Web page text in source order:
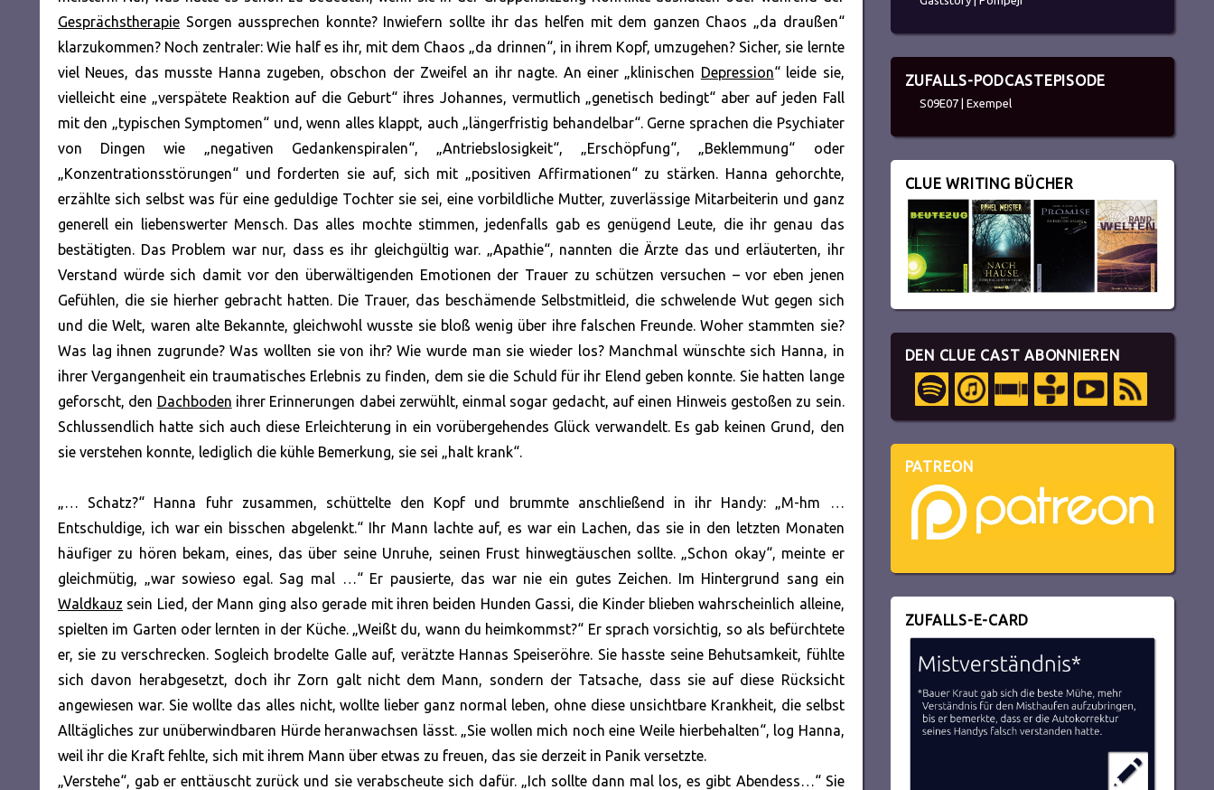
Gesprächstherapie Sorgen aussprechen konnte? Inwiefern sollte ihr das helfen mit dem ganzen Chaos „da draußen“
klarzukommen? Noch zentraler: Wie half es ihr, mit dem Chaos „da drinnen“, in ihrem Kopf, umzugehen? Sicher, sie lernte
viel Neues, das musste Hanna zugeben, obschon der Zweifel an ihr nagte. An einer „klinischen Depression“ leide sie,
vielleicht eine „verspätete Reaktion auf die Geburt“ ihres Johannes, vermutlich „genetisch bedingt“ aber auf jeden Fall
mit den „typischen Symptomen“ und, wenn alles klappt, auch „längerfristig behandelbar“. Gerne sprachen die Psychiater
von Dingen wie „negativen Gedankenspiralen“, „Antriebslosigkeit“, „Erschöpfung“, „Beklemmung“ oder
„Konzentrationsstörungen“ und forderten sie auf, sich mit „positiven Affirmationen“ zu stärken. Hanna gehorchte,
erzählte sich selbst was für eine geduldige Tochter sie sei, eine vorbildliche Mutter, zuverlässige Mitarbeiterin und ganz
generell ein liebenswerter Mensch. Das alles mochte stimmen, jedenfalls gab es genügend Leute, die ihr genau das
bestätigten. Das Problem war nur, dass es ihr gleichgültig war. „Apathie“, nannten die Ärzte das und erläuterten, ihr
Verstand würde sich damit vor den überwältigenden Emotionen der Trauer zu schützen versuchen – vor eben jenen
Gefühlen, die sie hierher gebracht hatten. Die Trauer, das beschämende Selbstmitleid, die schwelende Wut gegen sich
und die Welt, waren alte Bekannte, gleichwohl wusste sie bloß wenig über ihre falschen Freunde. Woher stammten sie?
Was lag ihnen zugrunde? Was wollten sie von ihr? Wie wurde man sie wieder los? Manchmal wünschte sich Hanna, in
ihrer Vergangenheit ein traumatisches Erlebnis zu finden, dem sie die Schuld für ihr Elend geben konnte. Sie hatten lange
geforscht, den Dachboden ihrer Erinnerungen dabei zerwühlt, einmal sogar gedacht, auf einen Hinweis gestoßen zu sein.
Schlussendlich hatte sich auch diese Erleichterung in ein vorübergehendes Glück verwandelt. Es gab keinen Grund, den
sie verstehen konnte, lediglich die kühle Bemerkung, sie sei „halt krank“.
„… Schatz?“ Hanna fuhr zusammen, schüttelte den Kopf und brummte anschließend in ihr Handy: „M-hm …
Entschuldige, ich war ein bisschen abgelenkt.“ Ihr Mann lachte auf, es war ein Lachen, das sie in den letzten Monaten
häufiger zu hören bekam, eines, das über seine Unruhe, seinen Frust hinwegtäuschen sollte. „Schon okay“, meinte er
gleichmütig, „war sowieso egal. Sag mal …“ Er pausierte, das war nie ein gutes Zeichen. Im Hintergrund sang ein
Waldkauz sein Lied, der Mann ging also gerade mit ihren beiden Hunden Gassi, die Kinder blieben wahrscheinlich alleine,
spielten im Garten oder lernten in der Küche. „Weißt du, wann du heimkommst?“ Er sprach vorsichtig, so als befürchtete
er, sie zu verschrecken. Sogleich brodelte Galle auf, verätzte Hannas Speiseröhre. Sie hasste seine Behutsamkeit, fühlte
sich davon herabgesetzt, doch ihr Zorn galt nicht dem Mann, sondern der Tatsache, dass sie auf diese Rücksicht
angewiesen war. Sie wollte das alles nicht, wollte lieber ganz normal leben, ohne diese unsichtbare Krankheit, die selbst
Alltägliches zur unüberwindbaren Hürde heranwachsen lässt. „Sie wollen mich noch eine Weile hierbehalten“, log Hanna,
weil ihr die Kraft fehlte, sich mit ihrem Mann über etwas zu freuen, das sie derzeit in Panik versetzte.
„Verstehe“, gab er enttäuscht zurück und sie verabscheute sich dafür. „Ich sollte dann mal los, es gibt Abendess…“ Sie
ZUFALLS-PODCASTEPISODE
S09E07 | Exempel
CLUE WRITING BÜCHER
DEN CLUE CAST ABONNIEREN
PATREON
ZUFALLS-E-CARD